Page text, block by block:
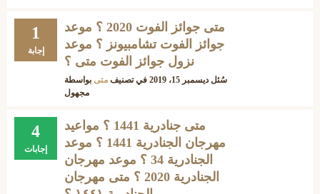
1
إجابة
متى جوائز الفوت 2020 ؟ موعد
جوائز الفوت تشامبيونز ؟ موعد
نزول جوائز الفوت متى ؟
سُئل ديسمبر 15، 2019 في تصنيف متى بواسطة
مجهول
4
إجابات
متى جنادرية 1441 ؟ مواعيد
مهرجان الجنادرية 1441 ؟ موعد
الجنادرية 34 ؟ موعد مهرجان
الجنادرية 2020 ؟ متى مهرجان